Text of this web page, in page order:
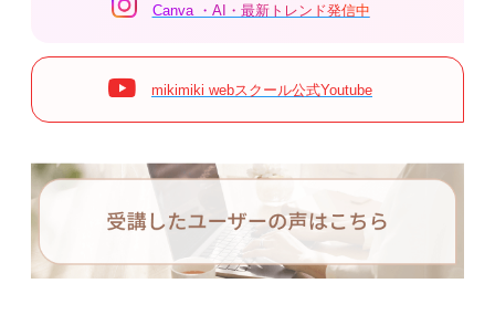
Canva ・AI・最新トレンド発信中
mikimiki webスクール公式Youtube